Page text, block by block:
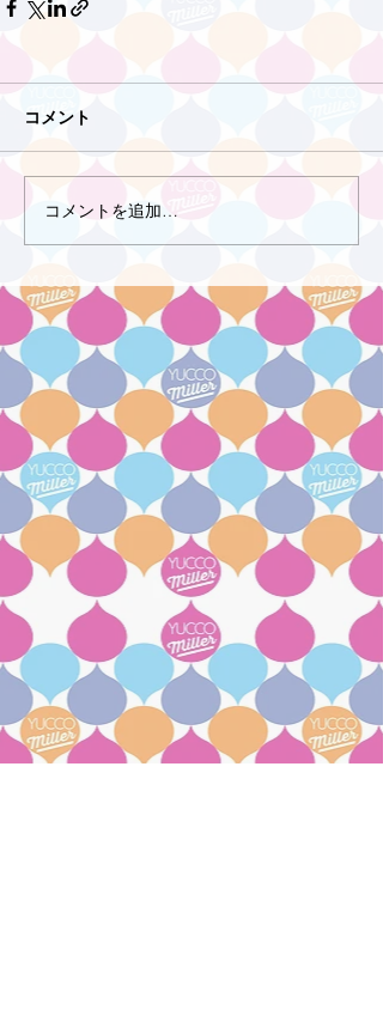
コメント
コメントを追加…